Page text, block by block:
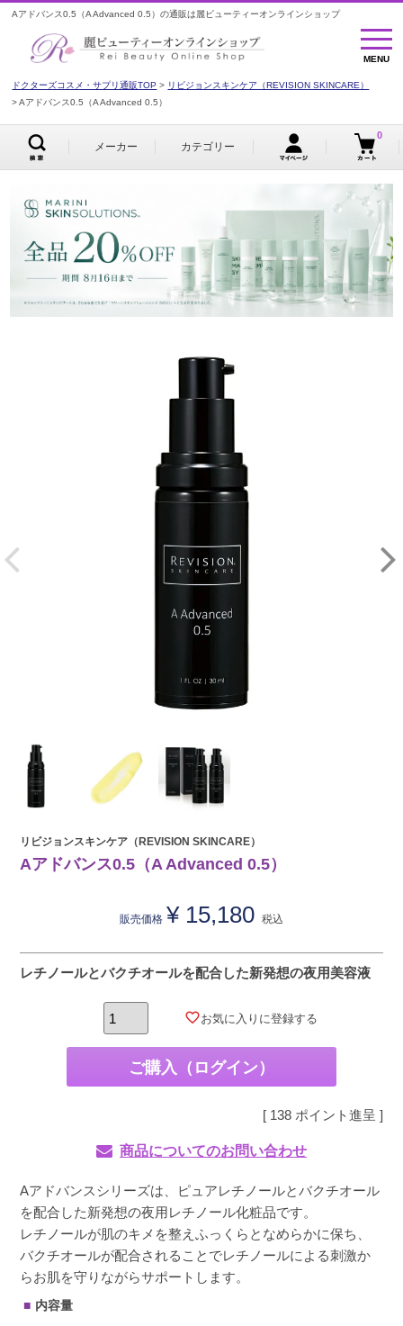
Aアドバンス0.5（A Advanced 0.5）の通販は麗ビューティーオンラインショップ
MENU
MENU
ドクターズコスメ・サプリ通販TOP
リビジョンスキンケア（REVISION SKINCARE）
Aアドバンス0.5（A Advanced 0.5）
メーカー カテゴリー
0
リビジョンスキンケア（REVISION SKINCARE）
Aアドバンス0.5（A Advanced 0.5）
販売価格 ¥ 15,180 税込
レチノールとバクチオールを配合した新発想の夜用美容液
お気に入りに登録する
ご購入（ログイン）
[ 138 ポイント進呈 ]
商品についてのお問い合わせ
Aアドバンスシリーズは、ピュアレチノールとバクチオール
を配合した新発想の夜用レチノール化粧品です。
レチノールが肌のキメを整えふっくらとなめらかに保ち、
バクチオールが配合されることでレチノールによる刺激か
らお肌を守りながらサポートします。
内容量